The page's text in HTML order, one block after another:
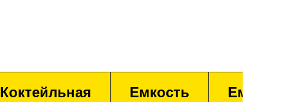
Коктейльная
Емкость